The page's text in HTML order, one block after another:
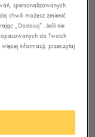
spersonalizowanych
chwili możesz zmienić
„Dostosuj”. Jeśli nie
do Twoich
informacji, przeczytaj